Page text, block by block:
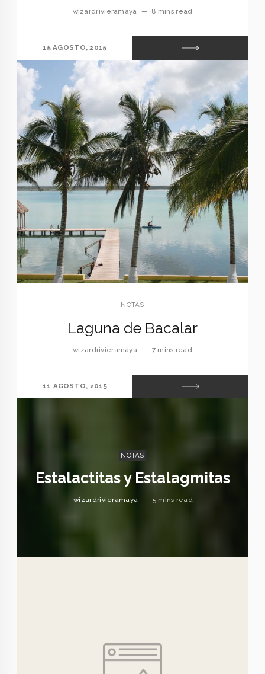
wizardrivieramaya — 8 mins read
15 AGOSTO, 2015
NOTAS
Laguna de Bacalar
wizardrivieramaya — 7 mins read
11 AGOSTO, 2015
NOTAS
Estalactitas y Estalagmitas
wizardrivieramaya — 5 mins read